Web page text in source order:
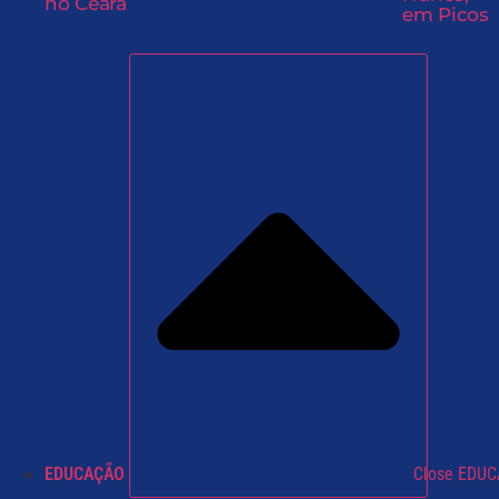
em Picos
EDUCAÇÃO Close